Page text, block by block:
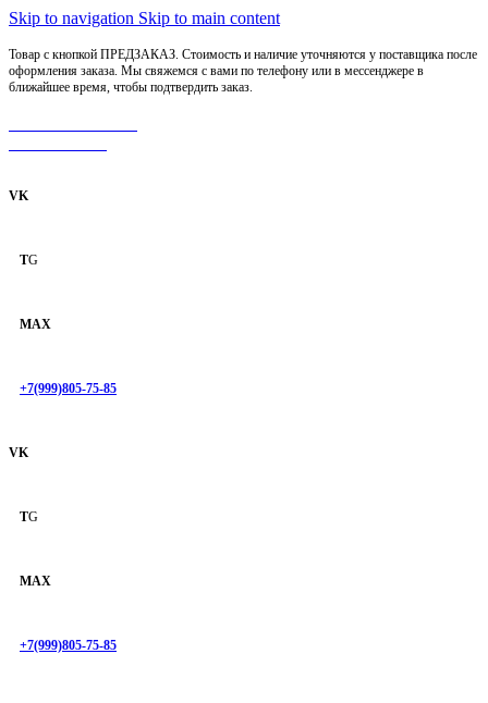
Skip to navigation Skip to main content
Товар с кнопкой ПРЕДЗАКАЗ. Стоимость и наличие уточняются у поставщика после
оформления заказа. Мы свяжемся с вами по телефону или в мессенджере в
ближайшее время, чтобы подтвердить заказ.
VK
TG
MAX
+7(999)805-75-85
VK
TG
MAX
+7(999)805-75-85